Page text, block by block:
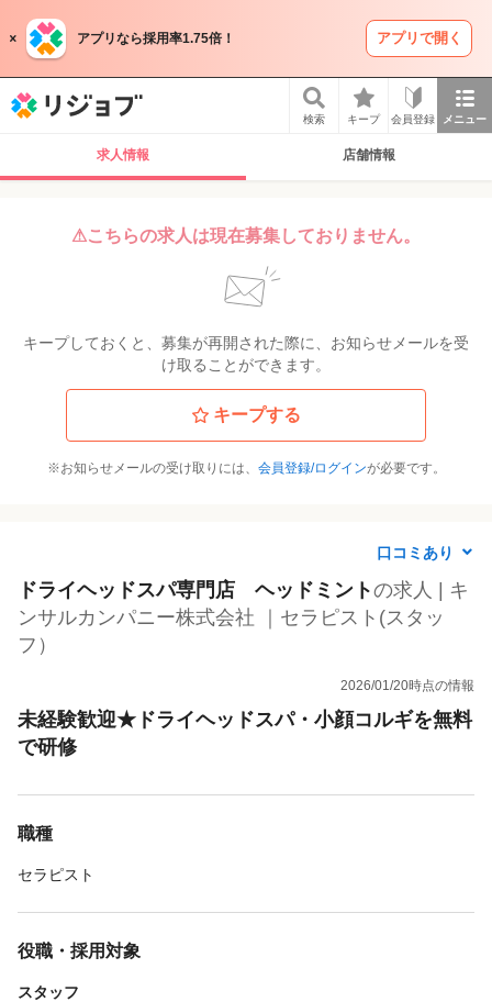
アプリなら採用率1.75倍！ アプリで開く
検索 キープ 会員登録 メニュー
求人情報 店舗情報
⚠こちらの求人は現在募集しておりません。
キープしておくと、募集が再開された際に、お知らせメールを受
け取ることができます。
キープする
※お知らせメールの受け取りには、 会員登録/ログインが必要です。
口コミあり
ドライヘッドスパ専門店 ヘッドミントの求人 | キ
ンサルカンパニー株式会社 ｜セラピスト(スタッ
フ）
2026/01/20時点の情報
未経験歓迎★ドライヘッドスパ・小顔コルギを無料
で研修
職種
セラピスト
役職・採用対象
スタッフ